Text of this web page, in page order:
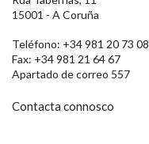
15001 - A Coruña
Teléfono: +34 981 20 73 08
Fax: +34 981 21 64 67
Apartado de correo 557
Contacta connosco